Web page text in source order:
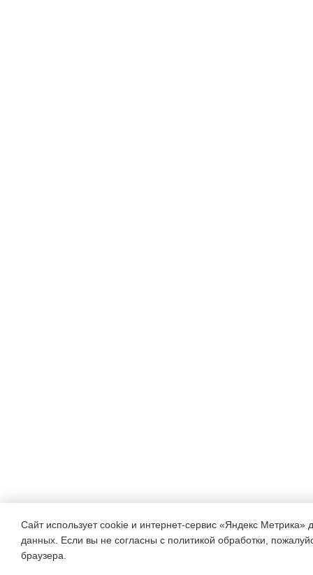
Сайт использует cookie и интернет-сервис «Яндекс Метрика»
данных. Если вы не согласны с политикой обработки,
браузера.